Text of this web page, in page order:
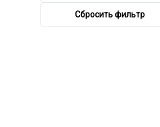
Сбросить фильтр